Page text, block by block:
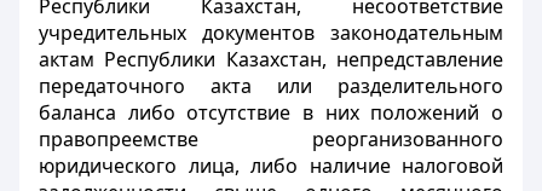
Республики Казахстан, несоответствие
учредительных документов законодательным
актам Республики Казахстан, непредставление
передаточного акта или разделительного
баланса либо отсутствие в них положений о
правопреемстве реорганизованного
юридического лица, либо наличие налоговой